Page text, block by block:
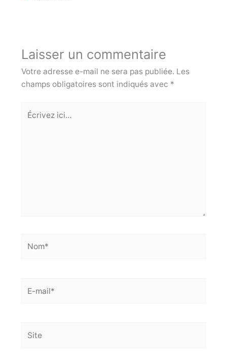
Laisser un commentaire
Votre adresse e-mail ne sera pas publiée. Les
champs obligatoires sont indiqués avec *
Écrivez
ici…
mail*